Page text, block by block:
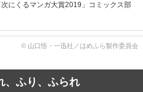
にくるマンガ大賞2019」コミックス部
© 山口悟・一迅社／はめふら製作委員会
、ふり、ふられ